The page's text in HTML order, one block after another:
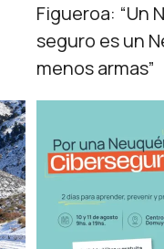
Figueroa: “Un
seguro es un
menos armas”